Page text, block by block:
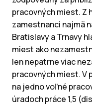
pracovných miest. Z
zamestnanci najmä
Bratislavy a Trnavy
miest ako
len nepatrne viac
pracovných miest. V
na jedno voľné
úradoch práce 1,5